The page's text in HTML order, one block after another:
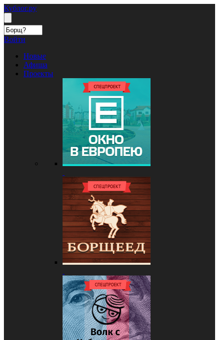
Кублог.ру
Войти
Новые
Афиша
Проекты